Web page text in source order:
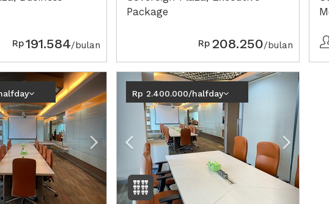
Rp191.584/bulan
Package
Rp 208.250/bulan
Next2Previous Next2
Rp 2.400.000/halfday